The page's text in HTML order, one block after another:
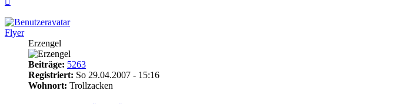
Flyer
Erzengel
Beiträge: 5263
Registriert: So 29.04.2007 - 15:16
Wohnort: Trollzacken